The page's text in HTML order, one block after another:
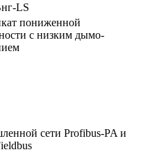
LS
пониженной
с низким дымо-
сети Profibus-PA и